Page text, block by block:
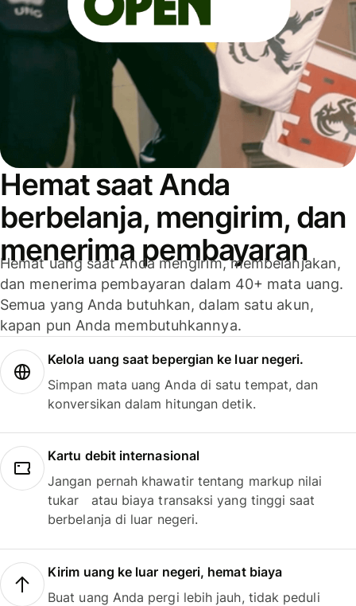
Hemat saat Anda
berbelanja, mengirim, dan
menerima pembayaran
Hemat uang saat Anda mengirim, membelanjakan,
dan menerima pembayaran dalam 40+ mata uang.
Semua yang Anda butuhkan, dalam satu akun,
kapan pun Anda membutuhkannya.
Kelola uang saat bepergian ke luar negeri.
Simpan mata uang Anda di satu tempat, dan
konversikan dalam hitungan detik.
Kartu debit internasional
Jangan pernah khawatir tentang markup nilai
tukar atau biaya transaksi yang tinggi saat
berbelanja di luar negeri.
Kirim uang ke luar negeri, hemat biaya
Buat uang Anda pergi lebih jauh, tidak peduli